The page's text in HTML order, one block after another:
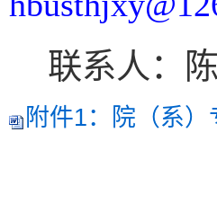
联系人：陈
附件1：院（系